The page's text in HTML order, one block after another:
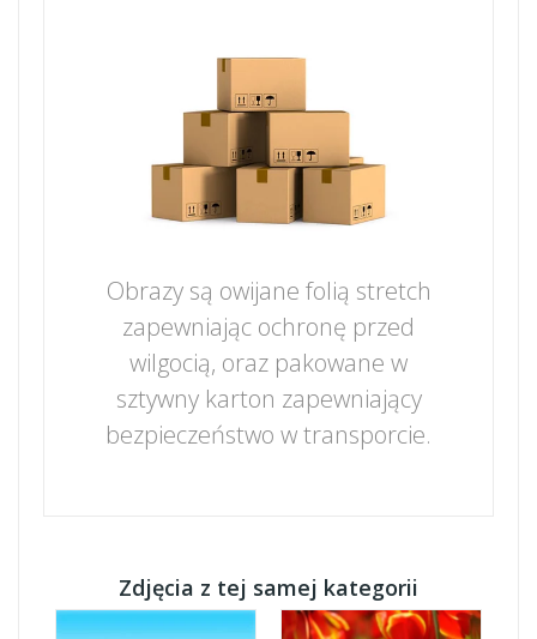
Obrazy są owijane folią stretch
zapewniając ochronę przed
wilgocią, oraz pakowane w
sztywny karton zapewniający
bezpieczeństwo w transporcie.
Zdjęcia z tej samej kategorii